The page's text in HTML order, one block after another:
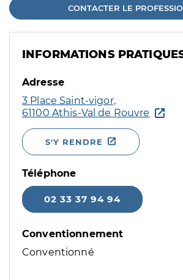
CONTACTER LE
INFORMATIONS
Adresse
3 Place Saint-vigor,
61100 Athis-Val de Rouvre
S'Y RENDRE
Téléphone
02 33 37 94 94
Conventionnement
Conventionné